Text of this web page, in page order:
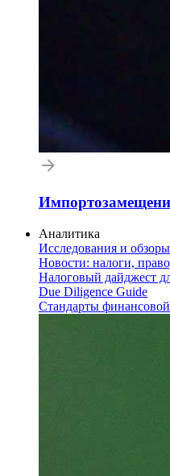
Аналитика
Исследования и обзоры
Новости: налоги,
Налоговый дайджест
Due Diligence Guide
Стандарты